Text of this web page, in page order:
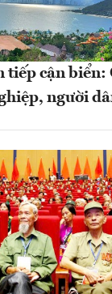
tiếp cận biển:
người